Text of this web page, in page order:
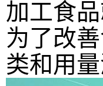
加工食
为了改
类和用